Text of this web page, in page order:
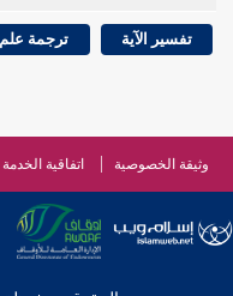
تفسير الآية ترجمة علم
وثيقة الخصوصية اتفاقية الخدمة